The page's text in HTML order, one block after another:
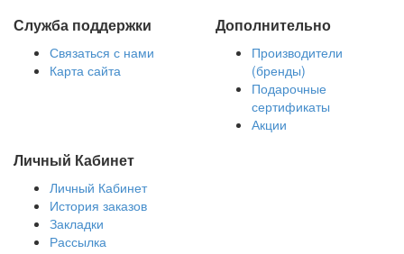
Служба поддержки
Связаться с нами
Карта сайта
Дополнительно
Производители
(бренды)
Подарочные
сертификаты
Акции
Личный Кабинет
Личный Кабинет
История заказов
Закладки
Рассылка